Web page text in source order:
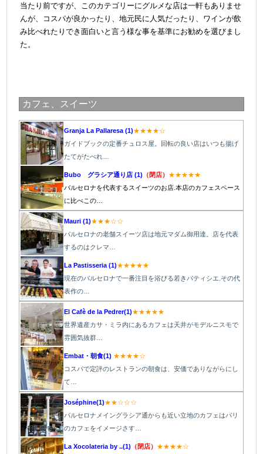
当たり前ですが、このカテゴリーにグルメな店は一軒もありませ
んが、コスパが良かったり、地元民に人気だったり、ワインが飲
み比べれたりでき面白いと言う様な事を基準にお勧めを選びまし
た。
カフェ、スイーツ
Granja La Pallaresa (1)★★★★☆
ガイドブックの定番チュロス屋。回転の良い店はいつも揚げ
たてがたべれ…
Bubo グラシア通り店 (1) （閉店） ★★★★★
バルセロナを代表するスイーツのお店.本店のカフェスペース
に比べこの…
Mauri (1)★★★☆☆
バルセロナの老舗スイーツ店は地元マダム御用達。店を代表
するのはクレマ…
La Pastisseria (1)★★★★★
現在のバルセロナで一番注目を浴びる若きパティシエ.その代
表作の…
El Cafè de la Pedrer(1)★★★★★
世界遺産カサ・ミラ内にあるカフェは天井がモデルニスモで
雰囲気抜群…
Embat・朝食(1) ★★★★☆
コスパで定評のレストランの朝食は、安価でありながらにし
て…
Joséphine(1)★★☆☆☆
バルセロナメイングラシア通からも近い立地のカフェはパリ
のカフェをイメージさす…
La Xocolateria by ..(1) （閉店） ★★★★☆